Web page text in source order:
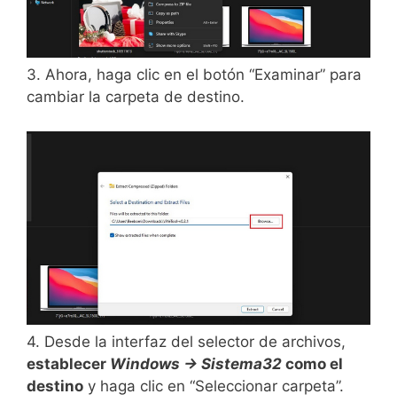
3. Ahora, haga clic en el botón “Examinar” para
cambiar la carpeta de destino.
4. Desde la interfaz del selector de archivos,
establecer Windows -> Sistema32 como el
destino y haga clic en “Seleccionar carpeta”.